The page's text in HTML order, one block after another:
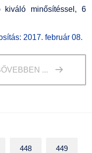
kiváló minősítéssel, 6
2017. február 08.
...
448 449